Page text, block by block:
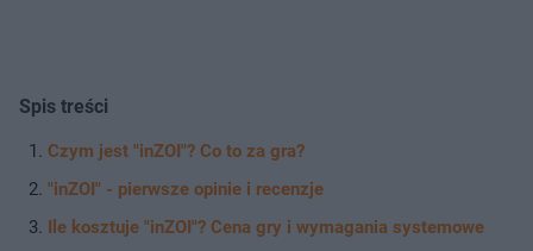
Spis treści
Czym jest "inZOI"? Co to za gra?
"inZOI" - pierwsze opinie i recenzje
Ile kosztuje "inZOI"? Cena gry i wymagania systemowe